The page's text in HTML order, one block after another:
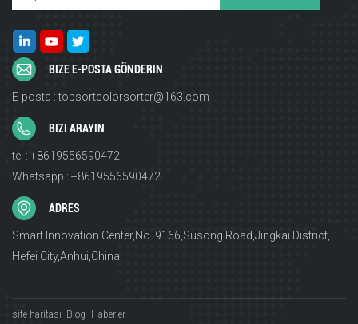
BIZE E-POSTA GÖNDERIN
E-posta : topsortcolorsorter@163.com
BIZI ARAYIN
tel : +8619556590472
Whatsapp : +8619556590472
ADRES
Smart Innovation Center,No. 9166,Susong Road,Jingkai District,
Hefei City,Anhui,China.
site haritası Blog Haberler